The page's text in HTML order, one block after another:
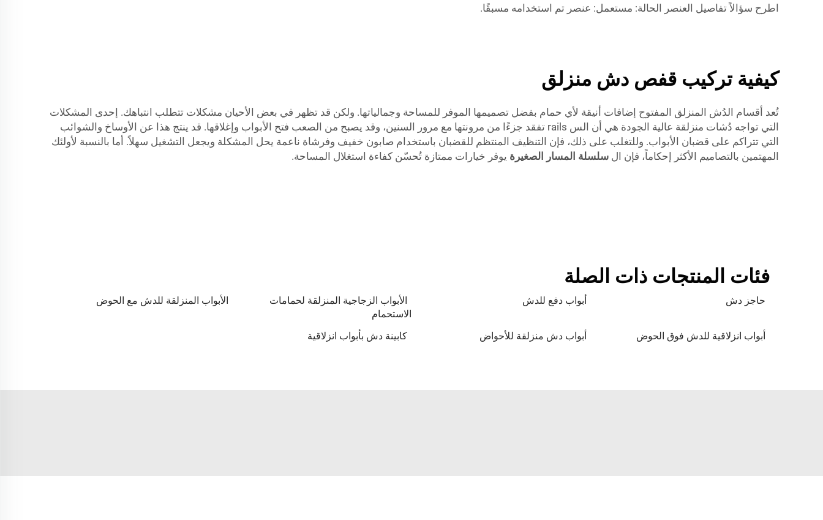
اطرح سؤالاً تفاصيل العنصر الحالة: مستعمل: عنصر تم استخدامه مسبقًا.
كيفية تركيب قفص دش منزلق
تُعد أقسام الدُش المنزلق المفتوح إضافات أنيقة لأي حمام بفضل تصميمها الموفر للمساحة وجمالياتها. ولكن قد تظهر في بعض الأحيان مشكلات تتطلب انتباهك. إحدى المشكلات
التي تواجه دُشات منزلقة عالية الجودة هي أن الس rails تفقد جزءًا من مرونتها مع مرور السنين، وقد يصبح من الصعب فتح الأبواب وإغلاقها. قد ينتج هذا عن الأوساخ والشوائب
التي تتراكم على قضبان الأبواب. وللتغلب على ذلك، فإن التنظيف المنتظم للقضبان باستخدام صابون خفيف وفرشاة ناعمة يحل المشكلة ويجعل التشغيل سهلاً. أما بالنسبة لأولئك
المهتمين بالتصاميم الأكثر إحكاماً، فإن ال سلسلة المسار الصغيرة يوفر خيارات ممتازة تُحسّن كفاءة استغلال المساحة.
فئات المنتجات ذات الصلة
حاجز دش أبواب دفع للدش
الأبواب الزجاجية المنزلقة لحمامات
الاستحمام
الأبواب المنزلقة للدش مع الحوض
أبواب انزلاقية للدش فوق الحوض أبواب دش منزلقة للأحواض كابينة دش بأبواب انزلاقية